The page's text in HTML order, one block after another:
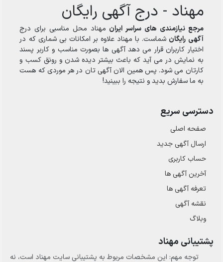
مهناد - درج آگهی رایگان
مرجع نیازمندی های سراسر ایران مهناد محل مناسبی برای درج
آگهی رایگان شماست. با مهناد علاوه بر امکانات بی شماری که در
اختیار کاربران قرار می دهد آگهی ها بصورت مناسب و کاربر پسند
به نمایش در می آید که باعث بیشتر دیده شدن و رونق کسب و
کارتان می شود. پس همین الان آگهی تان در هر موردی که هست
به ما سفارش بدید و نتیجه را ببینید!
دسترسی سریع
صفحه اصلی
ارسال‌ آگهی جدید
حساب کاربری
آخرین آگهی ها
تعرفه آگهی ها
نقشه آگهی
وبلاگ
پشتیبانی مهناد
توجه مهم: این مشخصات مربوط به پشتیبانی سایت مهناد است، نه